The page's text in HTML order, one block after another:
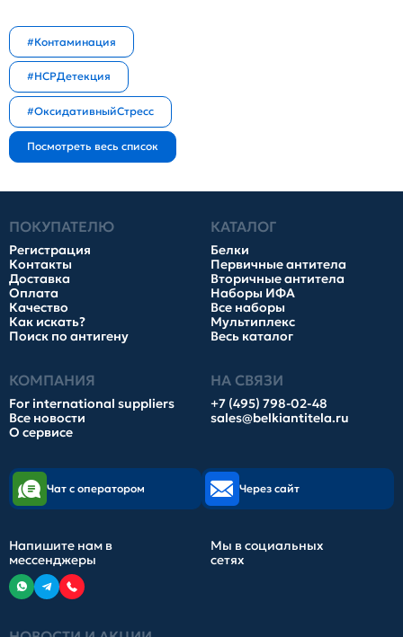
#Контаминация
#HCPДетекция
#ОксидативныйСтресс
ПОКУПАТЕЛЮ
Регистрация
Контакты
Доставка
Оплата
Качество
Как искать?
Поиск по антигену
КАТАЛОГ
Белки
Первичные антитела
Вторичные антитела
Наборы ИФА
Все наборы
Мультиплекс
Весь каталог
КОМПАНИЯ
For international suppliers
Все новости
О сервисе
НА СВЯЗИ
+7 (495) 798-02-48
sales@belkiantitela.ru
Чат с оператором Через сайт
Напишите нам в
мессенджеры
Мы в социальных
сетях